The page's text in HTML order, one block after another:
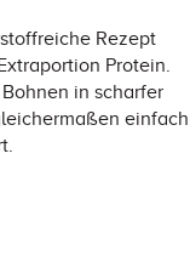
Rezept
Protein.
in scharfer
einfach